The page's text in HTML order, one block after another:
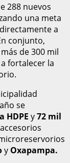
288 nuevos
una meta
a
conjunto,
de 300 mil
fortalecer la
se
HDPE y72 mil
y Oxapampa.